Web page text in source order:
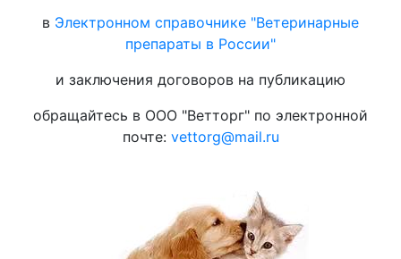
в Электронном справочнике "Ветеринарные
препараты в России"
и заключения договоров на публикацию
обращайтесь в ООО "Ветторг" по электронной
почте: vettorg@mail.ru